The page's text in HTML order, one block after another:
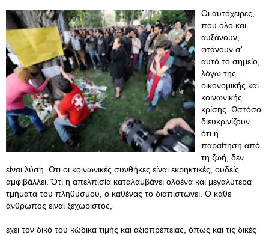
Οι αυτόχειρες,
που όλο και
αυξάνουν,
φτάνουν σ'
αυτό το σημείο,
λόγω της...
οικονομικής και
κοινωνικής
κρίσης. Ωστόσο
διευκρινίζουν
ότι η
παραίτηση από
τη ζωή, δεν
είναι λύση. Οτι οι κοινωνικές συνθήκες είναι εκρηκτικές, ουδείς
αμφιβάλλει. Ότι η απελπισία καταλαμβάνει ολοένα και μεγαλύτερα
τμήματα του πληθυσμού, ο καθένας το διαπιστώνει. Ο κάθε
άνθρωπος είναι ξεχωριστός,
έχει τον δικό του κώδικα τιμής και αξιοπρέπειας, όπως και τις δικές